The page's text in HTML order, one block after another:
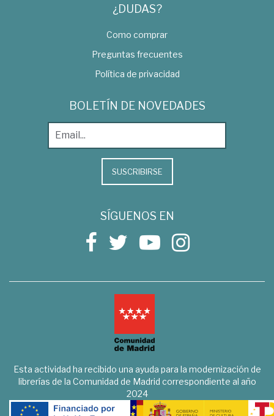
¿DUDAS?
Como comprar
Preguntas frecuentes
Política de privacidad
BOLETÍN DE NOVEDADES
SUSCRIBIRSE
SÍGUENOS EN
Esta actividad ha recibido una ayuda para la modernización de
librerías de la Comunidad de Madrid correspondiente al año
2024